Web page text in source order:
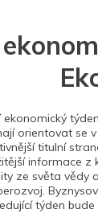
ekonomický
orientovat se
titulní
informace
ze světa vědy
týden